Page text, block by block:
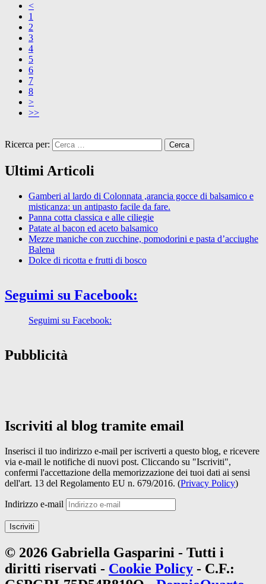
<
1
2
3
4
5
6
7
8
>
>>
Ricerca per:
Ultimi Articoli
Gamberi al lardo di Colonnata ,arancia gocce di balsamico e
misticanza: un antipasto facile da fare.
Panna cotta classica e alle ciliegie
Patate al bacon ed aceto balsamico
Mezze maniche con zucchine, pomodorini e pasta d’acciughe
Balena
Dolce di ricotta e frutti di bosco
Seguimi su Facebook:
Seguimi su Facebook:
Pubblicità
Iscriviti al blog tramite email
Inserisci il tuo indirizzo e-mail per iscriverti a questo blog, e ricevere
via e-mail le notifiche di nuovi post. Cliccando su "Iscriviti",
confermi l'accettazione della memorizzazione dei tuoi dati ai sensi
dell'art. 13 del Regolamento EU n. 679/2016. (Privacy Policy)
Indirizzo e-mail
Iscriviti
© 2026 Gabriella Gasparini - Tutti i
diritti riservati - Cookie Policy - C.F.: